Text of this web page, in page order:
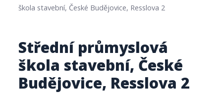
škola stavební, České Budějovice, Resslova 2
Střední průmyslová
škola stavební, České
Budějovice, Resslova 2